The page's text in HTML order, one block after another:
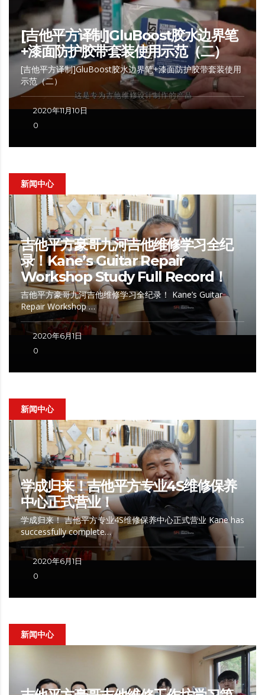
[吉他平方译制]GluBoost胶水边界笔
+漆面防护胶带套装使用示范（二）
[吉他平方译制]GluBoost胶水边界笔+漆面防护胶带套装使用
示范（二）
2020年11月10日
0
新闻中心
吉他平方豪哥九河吉他维修学习全纪
录！Kane’s Guitar Repair
Workshop Study Full Record！
吉他平方豪哥九河吉他维修学习全纪录！ Kane’s Guitar
Repair Workshop …
2020年6月1日
0
新闻中心
学成归来！吉他平方专业4S维修保养
中心正式营业！
学成归来！ 吉他平方专业4S维修保养中心正式营业 Kane has
successfully complete…
2020年6月1日
0
新闻中心